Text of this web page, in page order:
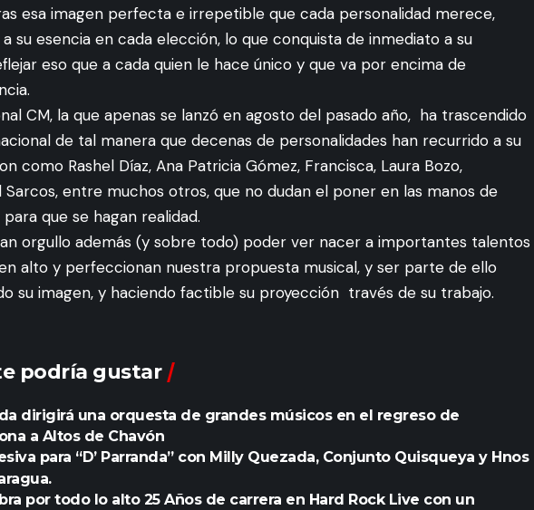
esa imagen perfecta e irrepetible que cada personalidad merece,
su esencia en cada elección, lo que conquista de inmediato a su
eso que a cada quien le hace único y que va por encima de
CM, la que apenas se lanzó en agosto del pasado año, ha trascendido
de tal manera que decenas de personalidades han recurrido a su
como Rashel Díaz, Ana Patricia Gómez, Francisca, Laura Bozo,
Sarcos, entre muchos otros, que no dudan el poner en las manos de
que se hagan realidad.
orgullo además (y sobre todo) poder ver nacer a importantes talentos
alto y perfeccionan nuestra propuesta musical, y ser parte de ello
su imagen, y haciendo factible su proyección través de su trabajo.
podría gustar
dirigirá una orquesta de grandes músicos en el regreso de
a Altos de Chavón
para “D’ Parranda” con Milly Quezada, Conjunto Quisqueya y Hnos
por todo lo alto 25 Años de carrera en Hard Rock Live con un